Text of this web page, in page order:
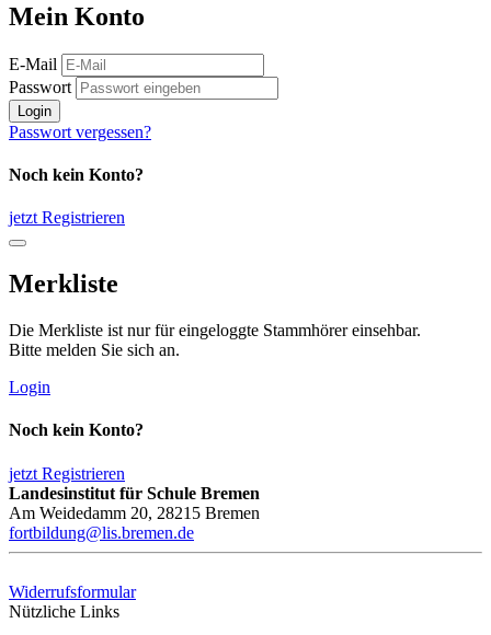
Mein Konto
E-Mail
Passwort
Login
Passwort vergessen?
Noch kein Konto?
jetzt Registrieren
Merkliste
Die Merkliste ist nur für eingeloggte Stammhörer einsehbar.
Bitte melden Sie sich an.
Login
Noch kein Konto?
jetzt Registrieren
Landesinstitut für Schule Bremen
Am Weidedamm 20, 28215 Bremen
fortbildung@lis.bremen.de
Widerrufsformular
Nützliche Links